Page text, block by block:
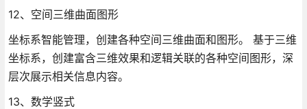
12、空间三维曲面图形
坐标系智能管理，创建各种空间三维曲面和图形。 基于三维
坐标系，创建富含三维效果和逻辑关联的各种空间图形，深
层次展示相关信息内容。
13、数学竖式